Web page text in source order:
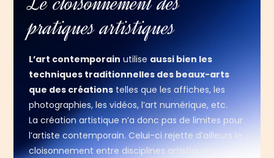
pratiques artistiques
L’art contemporain utilise aussi bien les
techniques traditionnelles des beaux-arts
que des créations telles que les affiches, les
photographies, les vidéos, l’art numérique, etc.
La création artistique n’a donc pas de limites pour
l’artiste contemporain. Celui-ci rejette d’ailleurs le
cloisonnement entre disciplines artistiques